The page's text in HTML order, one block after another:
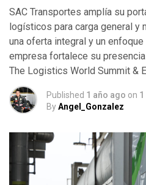
SAC Transportes amplía su
logísticos para carga general y
una oferta integral y un
empresa fortalece su
The Logistics World Summit &
Published 1 año ago on
ByAngel_Gonzalez